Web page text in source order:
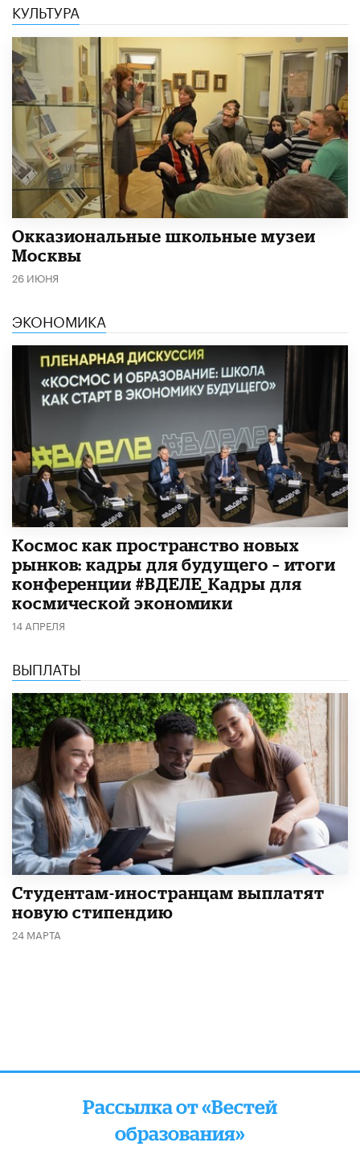
КУЛЬТУРА
​Окказиональные школьные музеи
Москвы
26 ИЮНЯ
ЭКОНОМИКА
Космос как пространство новых
рынков: кадры для будущего – итоги
конференции #ВДЕЛЕ_Кадры для
космической экономики
14 АПРЕЛЯ
ВЫПЛАТЫ
Студентам-иностранцам выплатят
новую стипендию
24 МАРТА
Рассылка от «Вестей
образования»